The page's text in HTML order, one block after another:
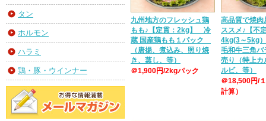
タン
ホルモン
ハラミ
鶏・豚・ウインナー
九州地方のフレッシュ鶏
もも♪【定貫：2kg】 冷
蔵 国産鶏もも１パック
（唐揚、煮込み、照り焼
き、蒸し、等）
＠1,900円/2kgパック
高品質で焼肉
ススメ♪【不
4kg(3～5kg
毛和牛三角バ
売り（特上カ
ルビ、等）
＠18,500円/
計算）